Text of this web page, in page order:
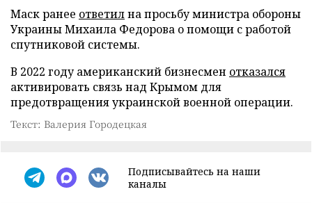
Маск ранее ответилна просьбу министра обороны
Украины Михаила Федорова о помощи с работой
спутниковой системы.
В 2022 году американский бизнесмен отказался
активировать связь над Крымом для
предотвращения украинской военной операции.
Текст: Валерия Городецкая
Подписывайтесь на наши
каналы